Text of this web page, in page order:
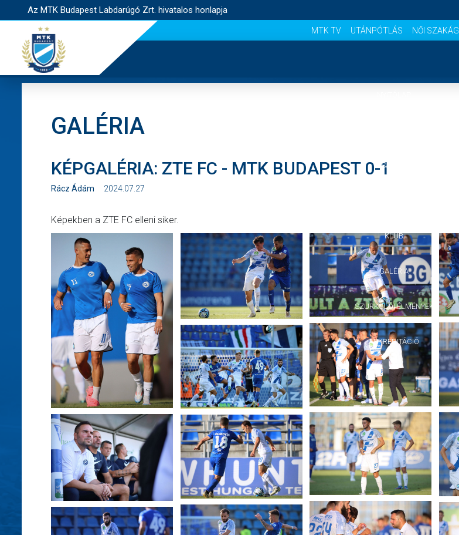
Az MTK Budapest Labdarúgó Zrt. hivatalos honlapja
MTK TV UTÁNPÓTLÁS NŐI SZAKÁG
CSAPATOK
KLUB
GALÉRIA
SZURKOLÓI ÉLMÉNYEK
AKKREDITÁCIÓ
GALÉRIA
KÉPGALÉRIA: ZTE FC - MTK BUDAPEST 0-1
Rácz Ádám 2024.07.27
Képekben a ZTE FC elleni siker.